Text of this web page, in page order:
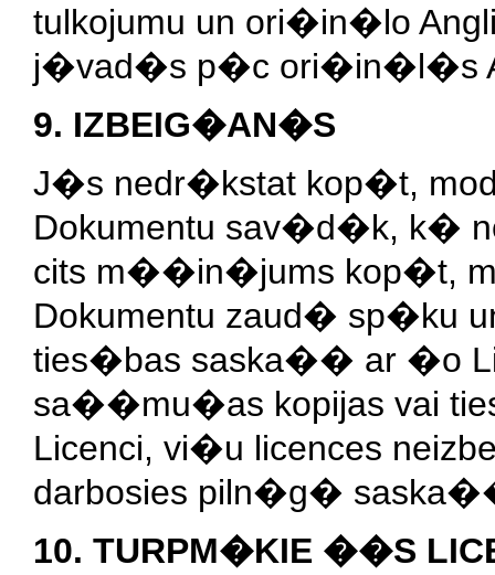
tulkojumu un ori�in�lo
j�vad�s p�c ori�in�l�s
9. IZBEIG�AN�S
J�s nedr�kstat kop�t,
Dokumentu sav�d�k, k�
cits m��in�jums kop�t,
Dokumentu zaud� sp�ku
ties�bas saska�� ar �o
sa��mu�as kopijas vai
Licenci, vi�u licences
darbosies piln�g�
10. TURPM�KIE ��S